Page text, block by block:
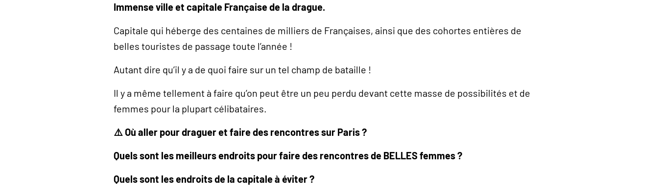
Immense ville et capitale Française de la drague.
Capitale qui héberge des centaines de milliers de Françaises, ainsi que des cohortes entières de
belles touristes de passage toute l’année !
Autant dire qu’il y a de quoi faire sur un tel champ de bataille !
Il y a même tellement à faire qu’on peut être un peu perdu devant cette masse de possibilités et de
femmes pour la plupart célibataires.
⚠️ Où aller pour draguer et faire des rencontres sur Paris ?
Quels sont les meilleurs endroits pour faire des rencontres de BELLES femmes ?
Quels sont les endroits de la capitale à éviter ?